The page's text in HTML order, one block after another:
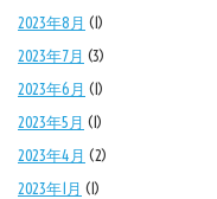
2023年8月 (1)
2023年7月 (3)
2023年6月 (1)
2023年5月 (1)
2023年4月 (2)
2023年1月 (1)